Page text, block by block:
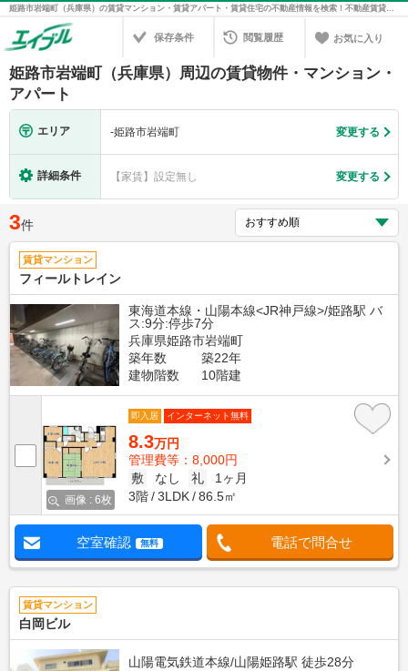
姫路市岩端町（兵庫県）の賃貸マンション・賃貸アパート・賃貸住宅の不動産情報を検索！不動産賃貸の物件探しは、お部屋探しのエイブル
保存条件 閲覧履歴 お気に入り
姫路市岩端町（兵庫県）周辺の賃貸物件・マンション・
アパート
エリア -姫路市岩端町 変更する
詳細条件 【家賃】設定無し 変更する
3件
賃貸マンション
フィールトレイン
東海道本線・山陽本線<JR神戸線>/姫路駅 バ
ス:9分:停歩7分
兵庫県姫路市岩端町
築年数
築22年
建物階数
10階建
画像 : 6枚
即入居 インターネット無料
8.3万円
管理費等：8,000円
敷
なし 礼
1ヶ月
3階
3LDK 86.5㎡
空室確認 無料 電話で問合せ
賃貸マンション
白岡ビル
山陽電気鉄道本線/山陽姫路駅 徒歩28分